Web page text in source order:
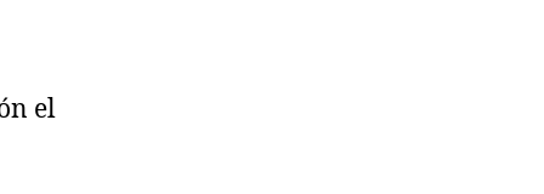
el